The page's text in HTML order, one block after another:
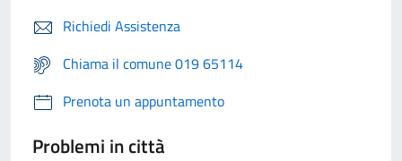
Richiedi Assistenza
Chiama il comune 019 65114
Prenota un appuntamento
Problemi in città